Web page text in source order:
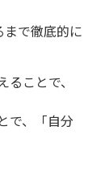
で徹底的に
ることで、
で、「自分